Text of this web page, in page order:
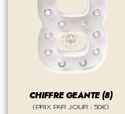
CHIFFRE GEANTE (8)
(PRIX PAR JOUR : 50€)